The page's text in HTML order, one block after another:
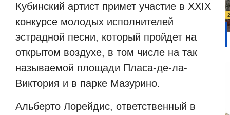
Кубинский артист примет участие в XXIX
конкурсе молодых исполнителей
эстрадной песни, который пройдет на
открытом воздухе, в том числе на так
называемой площади Пласа-де-ла-
Виктория и в парке Мазурино.
Альберто Лорейдис, ответственный в